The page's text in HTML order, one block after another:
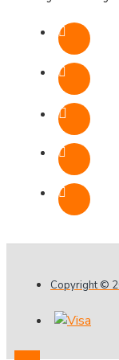
Copyright ©